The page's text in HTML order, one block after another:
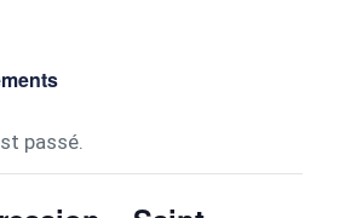
passé.